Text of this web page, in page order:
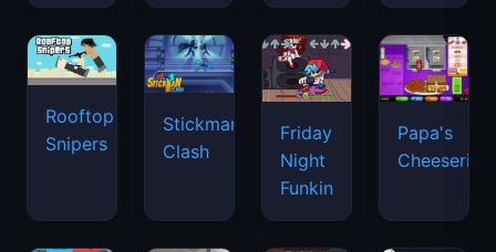
Rooftop
Snipers
Stickman
Clash
Friday
Night
Funkin
Papa's
Cheeseria